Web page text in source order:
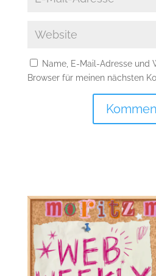
Name, E-Mail-Adresse und
Browser für meinen nächsten